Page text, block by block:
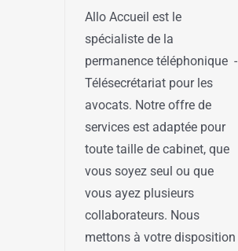
Allo Accueil est le
spécialiste de la
permanence téléphonique -
Télésecrétariat pour les
avocats. Notre offre de
services est adaptée pour
toute taille de cabinet, que
vous soyez seul ou que
vous ayez plusieurs
collaborateurs. Nous
mettons à votre disposition